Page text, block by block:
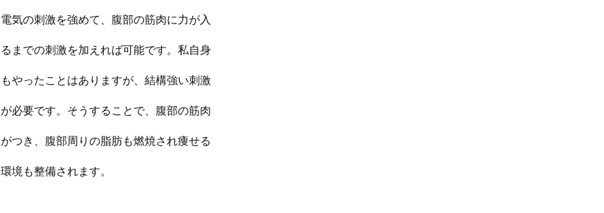
電気の刺激を強めて、腹部の筋肉に力が入
るまでの刺激を加えれば可能です。私自身
もやったことはありますが、結構強い刺激
が必要です。そうすることで、腹部の筋肉
がつき、腹部周りの脂肪も燃焼され痩せる
環境も整備されます。